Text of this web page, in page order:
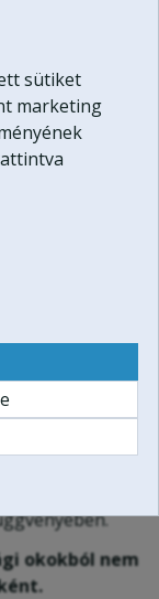
extrém
vezet, de
be a quadokkal!
között
1-2 fő vehet
okokból nem
sütiket
marketing